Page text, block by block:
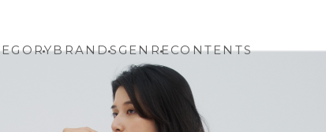
BRANDSGENRECONTENTS